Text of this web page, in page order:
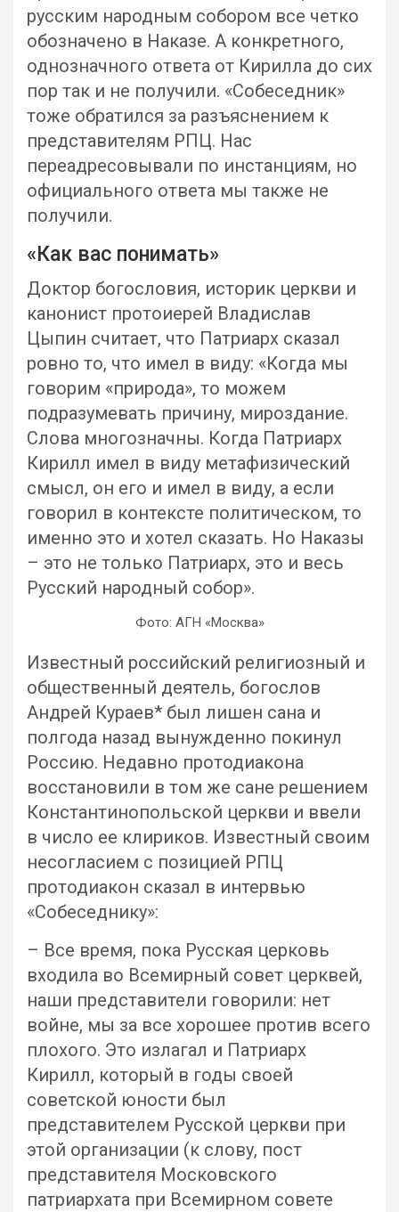
русским народным собором все четко
обозначено в Наказе. А конкретного,
однозначного ответа от Кирилла до сих
пор так и не получили. «Собеседник»
тоже обратился за разъяснением к
представителям РПЦ. Нас
переадресовывали по инстанциям, но
официального ответа мы также не
получили.
«Как вас понимать»
Доктор богословия, историк церкви и
канонист протоиерей Владислав
Цыпин считает, что Патриарх сказал
ровно то, что имел в виду: «Когда мы
говорим «природа», то можем
подразумевать причину, мироздание.
Слова многозначны. Когда Патриарх
Кирилл имел в виду метафизический
смысл, он его и имел в виду, а если
говорил в контексте политическом, то
именно это и хотел сказать. Но Наказы
– это не только Патриарх, это и весь
Русский народный собор».
Фото: АГН «Москва»
Известный российский религиозный и
общественный деятель, богослов
Андрей Кураев* был лишен сана и
полгода назад вынужденно покинул
Россию. Недавно протодиакона
восстановили в том же сане решением
Константинопольской церкви и ввели
в число ее клириков. Известный своим
несогласием с позицией РПЦ
протодиакон сказал в интервью
«Собеседнику»:
– Все время, пока Русская церковь
входила во Всемирный совет церквей,
наши представители говорили: нет
войне, мы за все хорошее против всего
плохого. Это излагал и Патриарх
Кирилл, который в годы своей
советской юности был
представителем Русской церкви при
этой организации (к слову, пост
представителя Московского
патриархата при Всемирном совете